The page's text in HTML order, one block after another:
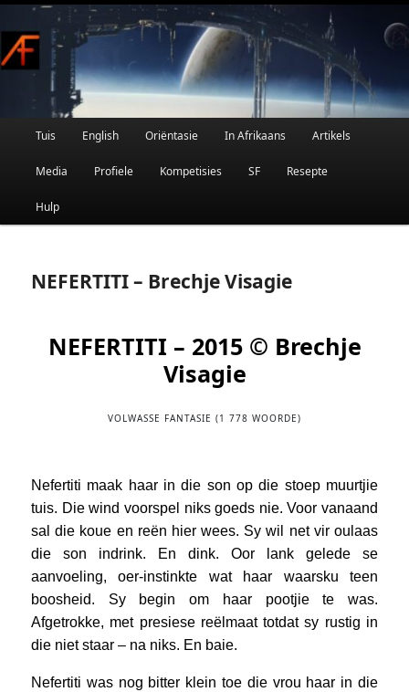
Skip
to
primary
content
Afrikaanse Wetenskapfiksie en Fantasie
Main
Tuis English Oriëntasie In Afrikaans Artikels
Media Profiele Kompetisies SF Resepte
Hulp
NEFERTITI – Brechje Visagie
NEFERTITI – 2015 © Brechje
Visagie
VOLWASSE FANTASIE (1 778 WOORDE)
Nefertiti maak haar in die son op die stoep muurtjie
tuis. Die wind voorspel niks goeds nie. Voor vanaand
sal die koue en reën hier wees. Sy wil net vir oulaas
die son indrink. En dink. Oor lank gelede se
aanvoeling, oer-instinkte wat haar waarsku teen
boosheid. Sy begin om haar pootjie te was.
Afgetrokke, met presiese reëlmaat totdat sy rustig in
die niet staar – na niks. En baie.
Nefertiti was nog bitter klein toe die vrou haar in die